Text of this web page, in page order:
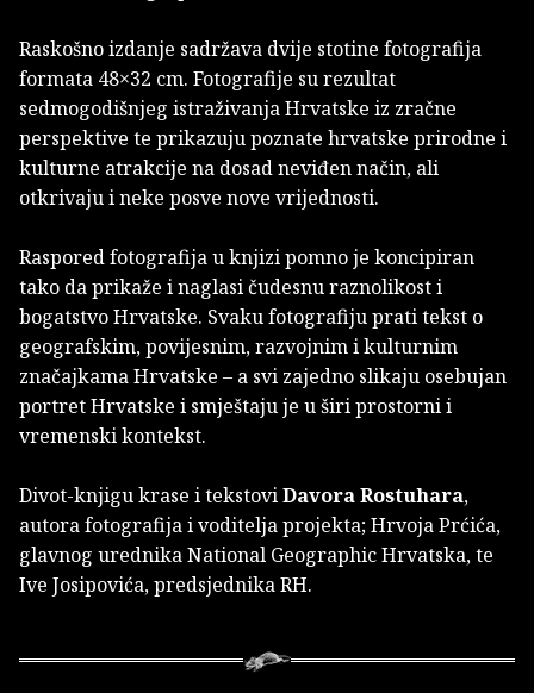
Raskošno izdanje sadržava dvije stotine fotografija
formata 48×32 cm. Fotografije su rezultat
sedmogodišnjeg istraživanja Hrvatske iz zračne
perspektive te prikazuju poznate hrvatske prirodne i
kulturne atrakcije na dosad neviđen način, ali
otkrivaju i neke posve nove vrijednosti.
Raspored fotografija u knjizi pomno je koncipiran
tako da prikaže i naglasi čudesnu raznolikost i
bogatstvo Hrvatske. Svaku fotografiju prati tekst o
geografskim, povijesnim, razvojnim i kulturnim
značajkama Hrvatske – a svi zajedno slikaju osebujan
portret Hrvatske i smještaju je u širi prostorni i
vremenski kontekst.
Divot-knjigu krase i tekstoviDavora Rostuhara,
autora fotografija i voditelja projekta; Hrvoja Prćića,
glavnog urednika National Geographic Hrvatska, te
Ive Josipovića, predsjednika RH.